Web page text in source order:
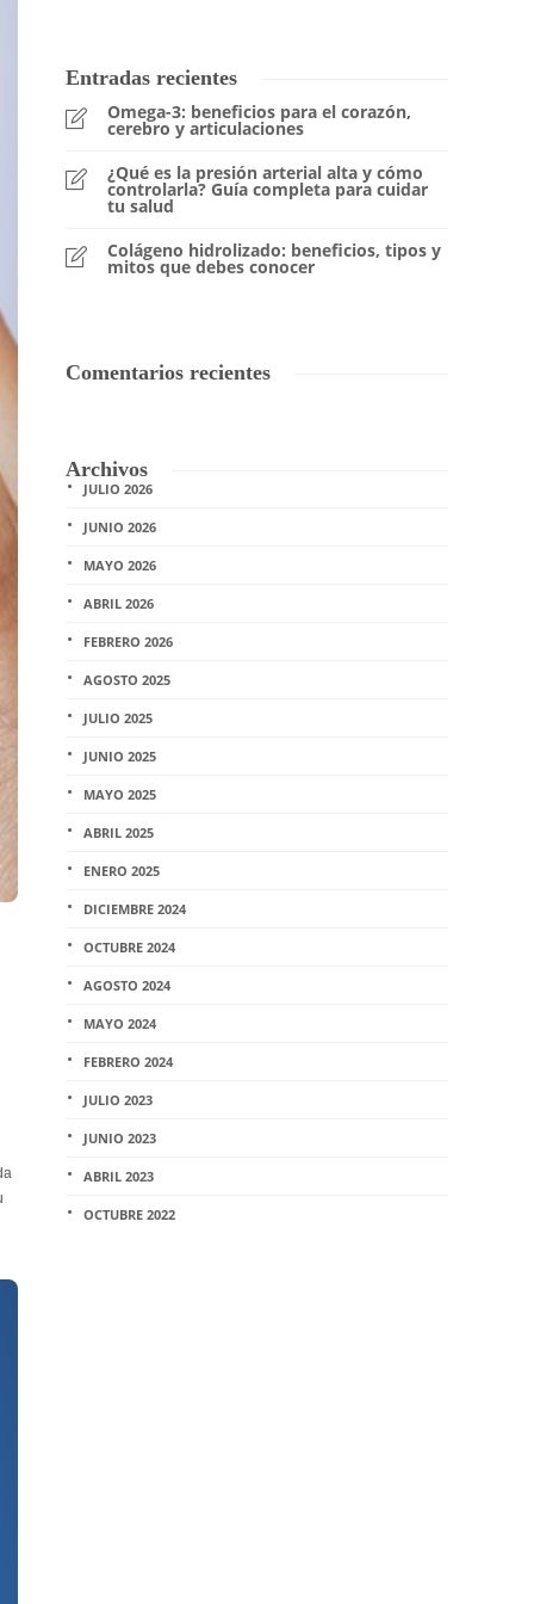
Entradas recientes
Omega-3: beneficios para el corazón,
cerebro y articulaciones
¿Qué es la presión arterial alta y cómo
controlarla? Guía completa para cuidar
tu salud
Colágeno hidrolizado: beneficios, tipos y
mitos que debes conocer
Comentarios recientes
Archivos
JULIO 2026
JUNIO 2026
MAYO 2026
ABRIL 2026
FEBRERO 2026
AGOSTO 2025
JULIO 2025
JUNIO 2025
MAYO 2025
ABRIL 2025
ENERO 2025
DICIEMBRE 2024
OCTUBRE 2024
AGOSTO 2024
MAYO 2024
FEBRERO 2024
JULIO 2023
JUNIO 2023
ABRIL 2023
OCTUBRE 2022